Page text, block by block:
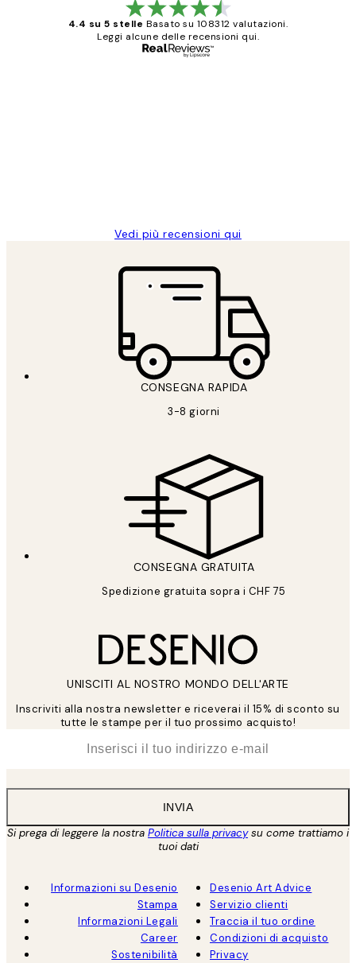
4.4 su 5 stelle Basato su 108312 valutazioni.
Leggi alcune delle recensioni qui.
Vedi più recensioni qui
CONSEGNA RAPIDA
3-8 giorni
CONSEGNA GRATUITA
Spedizione gratuita sopra i CHF 75
UNISCITI AL NOSTRO MONDO DELL'ARTE
Inscriviti alla nostra newsletter e riceverai il 15% di sconto su
tutte le stampe per il tuo prossimo acquisto!
INVIA
Si prega di leggere la nostra Politica sulla privacysu come trattiamo i
tuoi dati
Informazioni su Desenio
Stampa
Informazioni Legali
Career
Sostenibilità
Desenio Art Advice
Servizio clienti
Traccia il tuo ordine
Condizioni di acquisto
Privacy